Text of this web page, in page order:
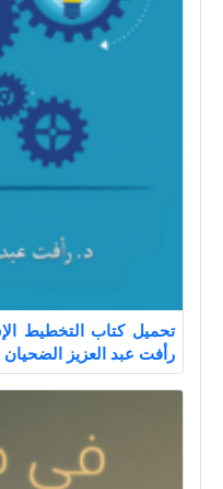
رأفت عبد العزيز الضحيان